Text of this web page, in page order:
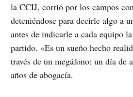
la CCIJ, corrió por los campos
deteniéndose para decirle algo a
antes de indicarle a cada equipo
partido. «Es un sueño hecho
través de un megáfono: un día de
años de abogacía.